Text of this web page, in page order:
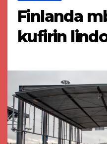
Finlanda
kufirin